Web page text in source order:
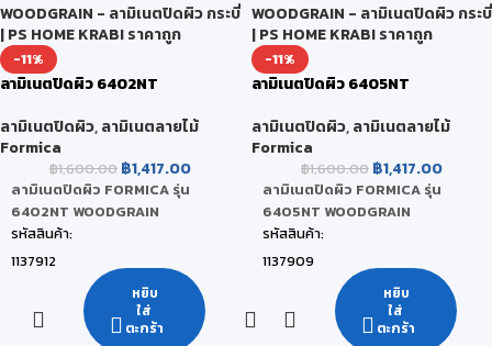
122 x 244 x 0.08 CM
หน่วยนับ:
แผ่น
สินค้าพร้อมส่ง (จัดส่งภายใน 2-5 วัน)
122 x 244 x 0.08 CM
หน่วยนับ:
แผ่น
สินค้าพร้อมส่ง (จัดส่งภายใน 2-5 วัน)
-11%
ลามิเนตปิดผิว 6402NT
ลามิเนตปิดผิว,ลามิเนตลายไม้
Formica
฿1,600.00 ฿1,417.00
ลามิเนตปิดผิว FORMICA รุ่น
6402NT WOODGRAIN
รหัสสินค้า:
1137912
FORMICA
หยิบ
ใส่
ตะกร้า
-11%
ลามิเนตปิดผิว 6405NT
ลามิเนตปิดผิว,ลามิเนตลายไม้
Formica
฿1,600.00 ฿1,417.00
ลามิเนตปิดผิว FORMICA รุ่น
6405NT WOODGRAIN
รหัสสินค้า:
1137909
FORMICA
หยิบ
ใส่
ตะกร้า